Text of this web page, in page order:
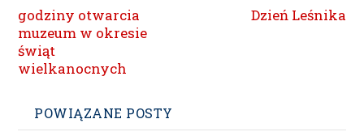
godziny otwarcia
muzeum w okresie
świąt
wielkanocnych
Dzień Leśnika
POWIĄZANE POSTY